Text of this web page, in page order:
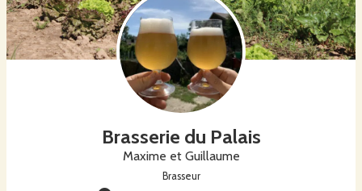
Brasserie du Palais
Maxime et Guillaume
Brasseur